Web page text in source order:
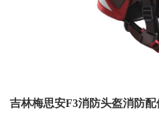
吉林梅思安F3消防头盔消防